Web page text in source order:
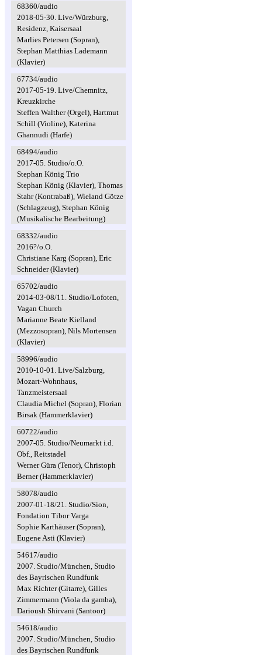
68360/audio
2018-05-30. Live/Würzburg,
Residenz, Kaisersaal
Marlies Petersen (Sopran),
Stephan Matthias Lademann
(Klavier)
67734/audio
2017-05-19. Live/Chemnitz,
Kreuzkirche
Steffen Walther (Orgel), Hartmut
Schill (Violine), Katerina
Ghannudi (Harfe)
68494/audio
2017-05. Studio/o.O.
Stephan König Trio
Stephan König (Klavier), Thomas
Stahr (Kontrabaß), Wieland Götze
(Schlagzeug), Stephan König
(Musikalische Bearbeitung)
68332/audio
2016?/o.O.
Christiane Karg (Sopran), Eric
Schneider (Klavier)
65702/audio
2014-03-08/11. Studio/Lofoten,
Vagan Church
Marianne Beate Kielland
(Mezzosopran), Nils Mortensen
(Klavier)
58996/audio
2010-10-01. Live/Salzburg,
Mozart-Wohnhaus,
Tanzmeistersaal
Claudia Michel (Sopran), Florian
Birsak (Hammerklavier)
60722/audio
2007-05. Studio/Neumarkt i.d.
Obf., Reitstadel
Werner Güra (Tenor), Christoph
Berner (Hammerklavier)
58078/audio
2007-01-18/21. Studio/Sion,
Fondation Tibor Varga
Sophie Karthäuser (Sopran),
Eugene Asti (Klavier)
54617/audio
2007. Studio/München, Studio
des Bayrischen Rundfunk
Max Richter (Gitarre), Gilles
Zimmermann (Viola da gamba),
Darioush Shirvani (Santoor)
54618/audio
2007. Studio/München, Studio
des Bayrischen Rundfunk